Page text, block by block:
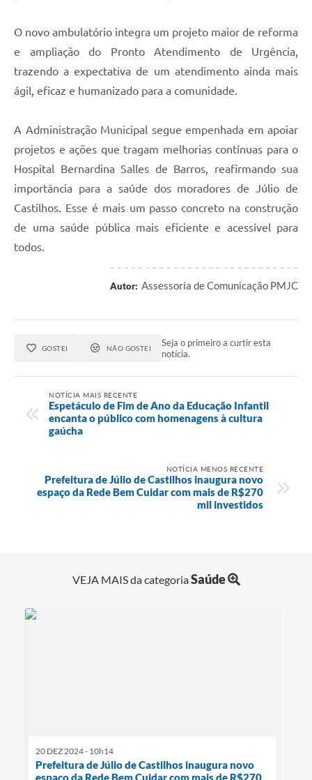
O novo ambulatório integra um projeto maior de reforma
e ampliação do Pronto Atendimento de Urgência,
trazendo a expectativa de um atendimento ainda mais
ágil, eficaz e humanizado para a comunidade.
A Administração Municipal segue empenhada em apoiar
projetos e ações que tragam melhorias contínuas para o
Hospital Bernardina Salles de Barros, reafirmando sua
importância para a saúde dos moradores de Júlio de
Castilhos. Esse é mais um passo concreto na construção
de uma saúde pública mais eficiente e acessível para
todos.
Autor: Assessoria de Comunicação PMJC
GOSTEI NÃO GOSTEI
Seja o primeiro a curtir esta
notícia.
NOTÍCIA MAIS RECENTE
Espetáculo de Fim de Ano da Educação Infantil
encanta o público com homenagens à cultura
gaúcha
NOTÍCIA MENOS RECENTE
Prefeitura de Júlio de Castilhos inaugura novo
espaço da Rede Bem Cuidar com mais de R$270
mil investidos
VEJA MAIS da categoriaSaúde
20 DEZ 2024 - 10h14
Prefeitura de Júlio de Castilhos inaugura novo
espaço da Rede Bem Cuidar com mais de R$270